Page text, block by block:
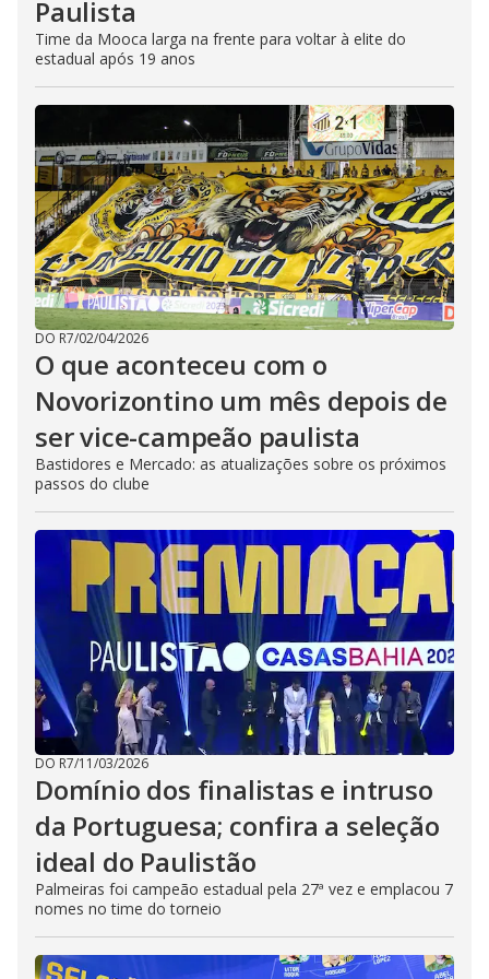
Paulista
Time da Mooca larga na frente para voltar à elite do
estadual após 19 anos
DO R7/02/04/2026
O que aconteceu com o
Novorizontino um mês depois de
ser vice-campeão paulista
Bastidores e Mercado: as atualizações sobre os próximos
passos do clube
DO R7/11/03/2026
Domínio dos finalistas e intruso
da Portuguesa; confira a seleção
ideal do Paulistão
Palmeiras foi campeão estadual pela 27ª vez e emplacou 7
nomes no time do torneio